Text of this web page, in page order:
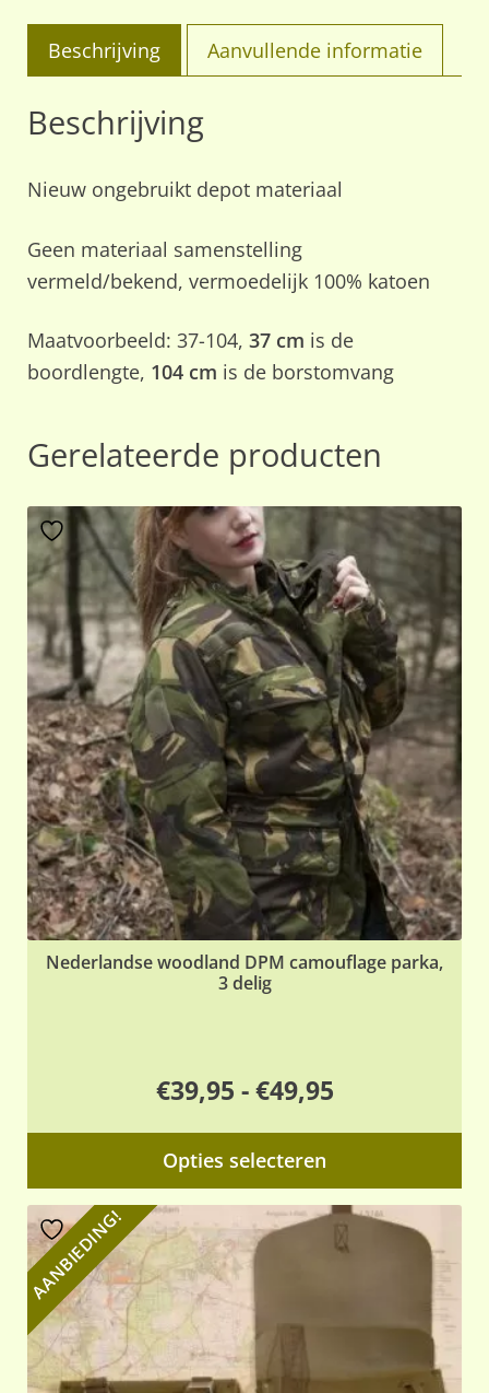
Beschrijving Aanvullende informatie
Beschrijving
Nieuw ongebruikt depot materiaal
Geen materiaal samenstelling
vermeld/bekend, vermoedelijk 100% katoen
Maatvoorbeeld: 37-104,37 cm is de
boordlengte, 104 cm is de borstomvang
Gerelateerde producten
Nederlandse woodland DPM camouflage parka,
3 delig
€39,95 - €49,95Prijsklasse:
€39,95
€49,95
Opties selecteren
AANBIEDING!